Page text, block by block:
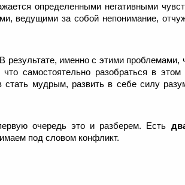
определенными негативными
ведущими за собой непонимание,
результате, именно с этими
самостоятельно разобраться в
мудрым, развить в себе силу
очередь это и разберем. Есть
под словом конфликт.